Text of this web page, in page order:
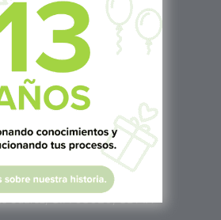
- 5:00pm
de C.V - El Salvador 0614-
234, Col. Narvarte Poniente,
Juárez, C.P. 03020, CDMX